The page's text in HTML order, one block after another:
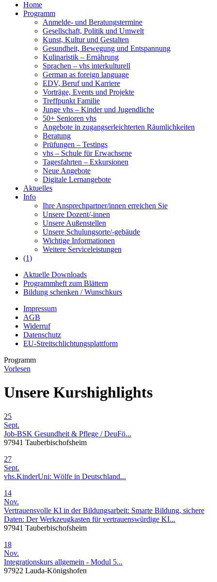
Home
Programm
Anmelde- und Beratungstermine
Gesellschaft, Politik und Umwelt
Kunst, Kultur und Gestalten
Gesundheit, Bewegung und Entspannung
Kulinaristik – Ernährung
Sprachen – vhs interkulturell
German as foreign language
EDV, Beruf und Karriere
Vorträge, Events und Projekte
Treffpunkt Familie
Junge vhs – Kinder und Jugendliche
50+ Senioren vhs
Angebote in zugangserleichterten Räumlichkeiten
Beratung
Prüfungen – Testings
vhs – Schule für Erwachsene
Tagesfahrten – Exkursionen
Neue Angebote
Digitale Lernangebote
Aktuelles
Info
Ihre Ansprechpartner/innen erreichen Sie
Unsere Dozent/-innen
Unsere Außenstellen
Unsere Schulungsorte/-gebäude
Wichtige Informationen
Weitere Serviceleistungen
(1)
Aktuelle Downloads
Programmheft zum Blättern
Bildung schenken / Wunschkurs
Impressum
AGB
Widerruf
Datenschutz
EU-Streitschlichtungsplattform
Programm
Vorlesen
Unsere Kurshighlights
25
Sept.
Job-BSK Gesundheit & Pflege / DeuFö...
97941 Tauberbischofsheim
27
Sept.
vhs.KinderUni: Wölfe in Deutschland...
14
Nov.
Vertrauensvolle KI in der Bildungsarbeit: Smarte Bildung, sichere
Daten: Der Werkzeugkasten für vertrauenswürdige KI...
97941 Tauberbischofsheim
18
Nov.
Integrationskurs allgemein - Modul 5...
97922 Lauda-Königshofen